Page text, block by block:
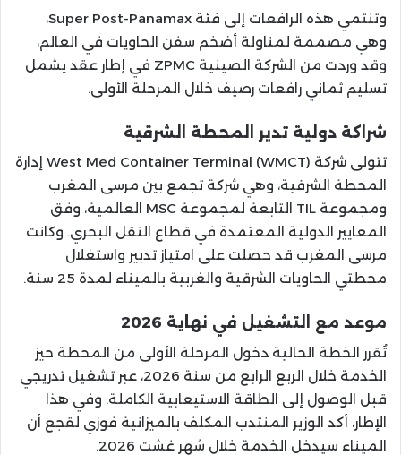
وتنتمي هذه الرافعات إلى فئة Super Post-Panamax،
وهي مصممة لمناولة أضخم سفن الحاويات في العالم،
وقد وردت من الشركة الصينية ZPMC في إطار عقد يشمل
تسليم ثماني رافعات رصيف خلال المرحلة الأولى.
شراكة دولية تدير المحطة الشرقية
تتولى شركة West Med Container Terminal (WMCT) إدارة
المحطة الشرقية، وهي شركة تجمع بين مرسى المغرب
ومجموعة TIL التابعة لمجموعة MSC العالمية، وفق
المعايير الدولية المعتمدة في قطاع النقل البحري. وكانت
مرسى المغرب قد حصلت على امتياز تدبير واستغلال
محطتي الحاويات الشرقية والغربية بالميناء لمدة 25 سنة.
موعد مع التشغيل في نهاية 2026
تُقرر الخطة الحالية دخول المرحلة الأولى من المحطة حيز
الخدمة خلال الربع الرابع من سنة 2026، عبر تشغيل تدريجي
قبل الوصول إلى الطاقة الاستيعابية الكاملة. وفي هذا
الإطار، أكد الوزير المنتدب المكلف بالميزانية فوزي لقجع أن
الميناء سيدخل الخدمة خلال شهر غشت 2026.